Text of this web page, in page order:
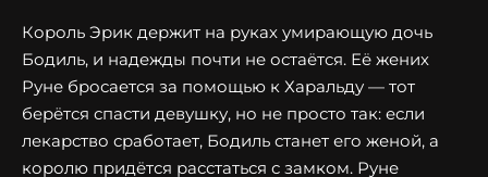
Король Эрик держит на руках умирающую дочь
Бодиль, и надежды почти не остаётся. Её жених
Руне бросается за помощью к Харальду — тот
берётся спасти девушку, но не просто так: если
лекарство сработает, Бодиль станет его женой, а
королю придётся расстаться с замком. Руне